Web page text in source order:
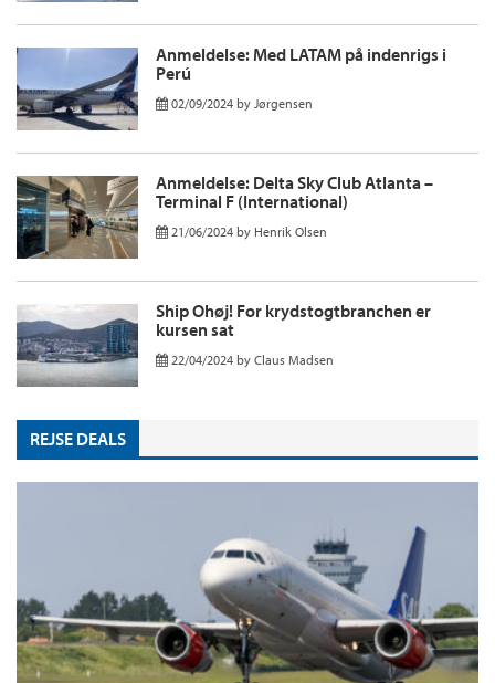
Anmeldelse: Med LATAM på indenrigs i
Perú
02/09/2024 by Jørgensen
Anmeldelse: Delta Sky Club Atlanta –
Terminal F (International)
21/06/2024 by Henrik Olsen
Ship Ohøj! For krydstogtbranchen er
kursen sat
22/04/2024 by Claus Madsen
REJSE DEALS